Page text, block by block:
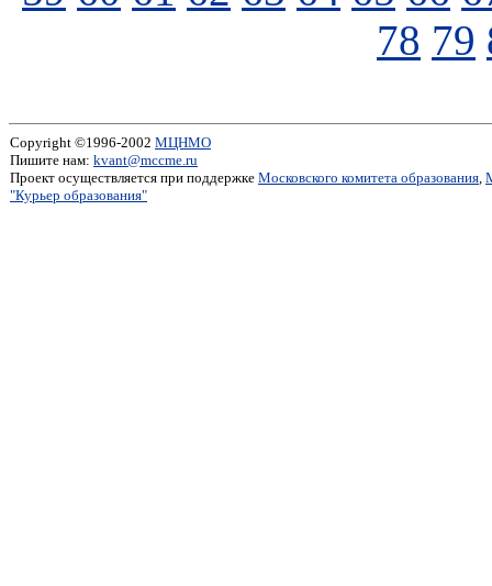
78 79
Copyright ©1996-2002 МЦНМО
Пишите нам: kvant@mccme.ru
Проект осуществляется при поддержке Московского комитета образования,
"Курьер образования"